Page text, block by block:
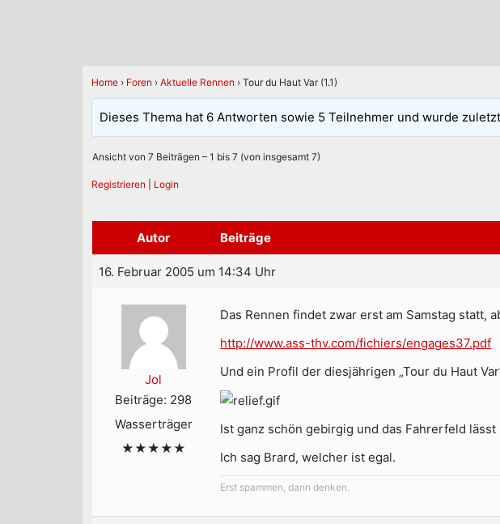
Home › Foren › Aktuelle Rennen › Tour du Haut Var (1.1)
Dieses Thema hat 6 Antworten sowie 5 Teilnehmer und wurde
Ansicht von 7 Beiträgen – 1 bis 7 (von insgesamt 7)
Registrieren Login
Autor Beiträge
16. Februar 2005 um 14:34 Uhr
Jol
Beiträge: 298
Wasserträger
★★★★★
Das Rennen findet zwar erst am Samstag statt,
http://www.ass-thv.com/fichiers/engages37.pdf
Und ein Profil der diesjährigen „Tour du Haut
Ist ganz schön gebirgig und das Fahrerfeld lässt
Ich sag Brard, welcher ist egal.
Erst spammen, dann denken.